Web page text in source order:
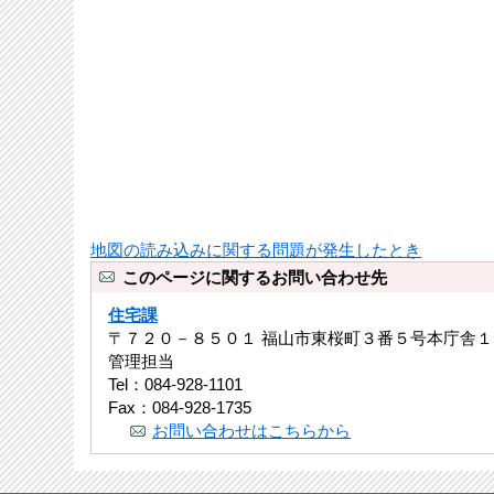
地図の読み込みに関する問題が発生したとき
このページに関するお問い合わせ先
住宅課
〒７２０－８５０１ 福山市東桜町３番５号本庁舎
管理担当
Tel：084-928-1101
Fax：084-928-1735
お問い合わせはこちらから